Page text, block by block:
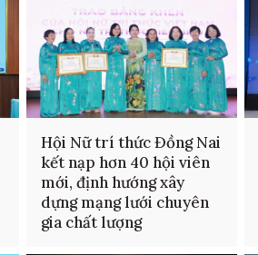
Hội Nữ trí thức Đồng Nai
kết nạp hơn 40 hội viên
mới, định hướng xây
dựng mạng lưới chuyên
gia chất lượng